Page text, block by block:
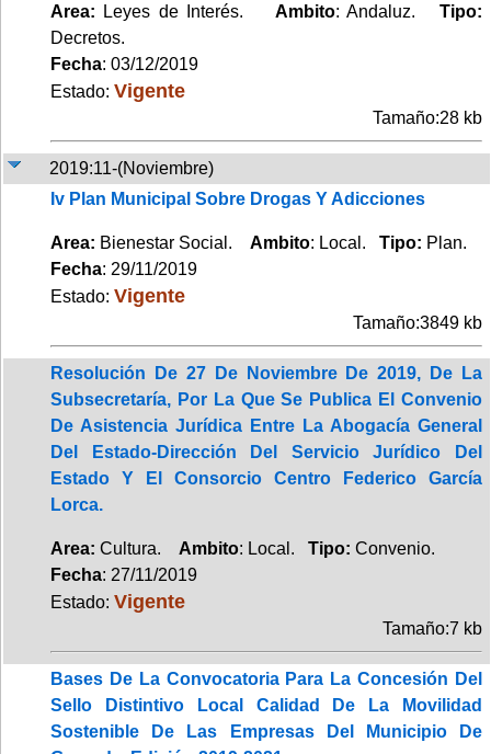
Area: Leyes de Interés. Ambito: Andaluz.Tipo:
Decretos.
Fecha: 03/12/2019
Estado: Vigente
Tamaño:28 kb
2019:11-(Noviembre)
Iv Plan Municipal Sobre Drogas Y Adicciones
Area: Bienestar Social. Ambito: Local. Tipo: Plan.
Fecha: 29/11/2019
Estado: Vigente
Tamaño:3849 kb
Resolución De 27 De Noviembre De 2019, De La
Subsecretaría, Por La Que Se Publica El Convenio
De Asistencia Jurídica Entre La Abogacía General
Del Estado-Dirección Del Servicio Jurídico Del
Estado Y El Consorcio Centro Federico García
Lorca.
Area: Cultura. Ambito: Local. Tipo: Convenio.
Fecha: 27/11/2019
Estado: Vigente
Tamaño:7 kb
Bases De La Convocatoria Para La Concesión Del
Sello Distintivo Local Calidad De La Movilidad
Sostenible De Las Empresas Del Municipio De